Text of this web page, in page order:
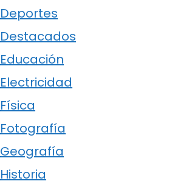
Deportes
Destacados
Educación
Electricidad
Física
Fotografía
Geografía
Historia